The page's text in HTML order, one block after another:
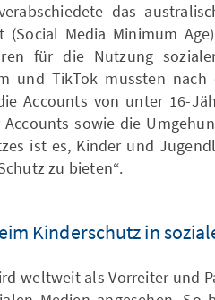
das
(Social Media Minimum
für die Nutzung
und TikTok mussten nach
Accounts von unter 16-
sowie die
ist es, Kinder und
zu bieten“.
Kinderschutz in
weltweit als Vorreiter und